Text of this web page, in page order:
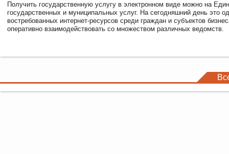
Получить государственную услугу в электронном виде можно на
государственных и муниципальных услуг. На сегодняшний день это
востребованных интернет-ресурсов среди граждан и субъектов
оперативно взаимодействовать со множеством различных ведомств.